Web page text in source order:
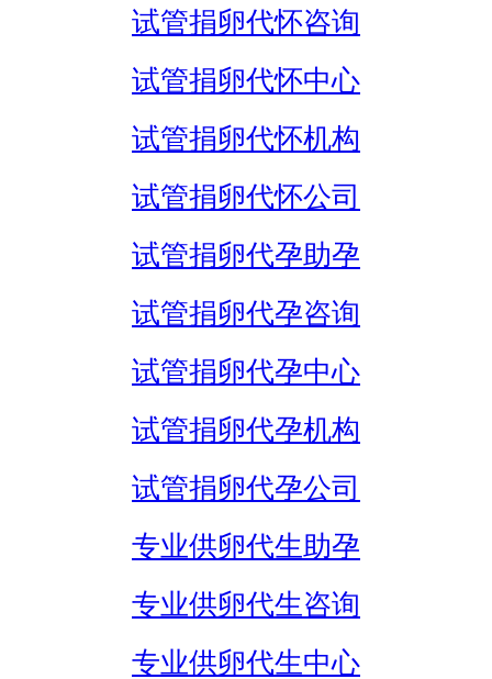
试管捐卵代怀咨询
试管捐卵代怀中心
试管捐卵代怀机构
试管捐卵代怀公司
试管捐卵代孕助孕
试管捐卵代孕咨询
试管捐卵代孕中心
试管捐卵代孕机构
试管捐卵代孕公司
专业供卵代生助孕
专业供卵代生咨询
专业供卵代生中心